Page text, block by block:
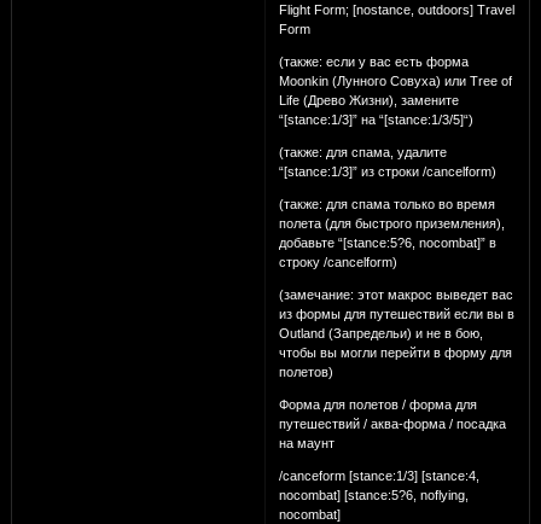
Flight Form; [nostance, outdoors] Travel
Form
(также: если у вас есть форма
Moonkin (Лунного Совуха) или Tree of
Life (Древо Жизни), замените
“[stance:1/3]” на “[stance:1/3/5]“)
(также: для спама, удалите
“[stance:1/3]” из строки /cancelform)
(также: для спама только во время
полета (для быстрого приземления),
добавьте “[stance:5?6, nocombat]” в
строку /cancelform)
(замечание: этот макрос выведет вас
из формы для путешествий если вы в
Outland (Запредельи) и не в бою,
чтобы вы могли перейти в форму для
полетов)
Форма для полетов / форма для
путешествий / аква-форма / посадка
на маунт
/canceform [stance:1/3] [stance:4,
nocombat] [stance:5?6, noflying,
nocombat]